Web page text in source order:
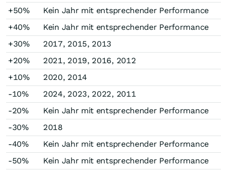
+50%
Kein Jahr mit entsprechender Performance
+40%
Kein Jahr mit entsprechender Performance
+30%
2017, 2015, 2013
+20%
2021, 2019, 2016, 2012
+10%
2020, 2014
-10%
2024, 2023, 2022, 2011
-20%
Kein Jahr mit entsprechender Performance
-30%
2018
-40%
Kein Jahr mit entsprechender Performance
-50%
Kein Jahr mit entsprechender Performance